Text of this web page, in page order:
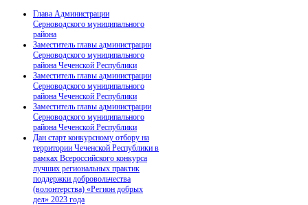
Глава Администрации
Серноводского муниципального
района
Заместитель главы администрации
Серноводского муниципального
района Чеченской Республики
Заместитель главы администрации
Серноводского муниципального
района Чеченской Республики
Заместитель главы администрации
Серноводского муниципального
района Чеченской Республики
Дан старт конкурсному отбору на
территории Чеченской Республики в
рамках Всероссийского конкурса
лучших региональных практик
поддержки добровольчества
(волонтерства) «Регион добрых
дел» 2023 года